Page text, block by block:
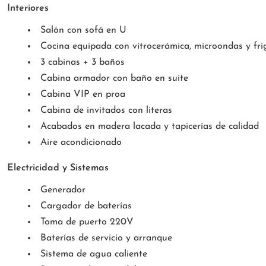
Interiores
Salón con sofá en U
Cocina equipada con vitrocerámica, microondas y
3 cabinas + 3 baños
Cabina armador con baño en suite
Cabina VIP en proa
Cabina de invitados con literas
Acabados en madera lacada y tapicerías de calidad
Aire acondicionado
Electricidad y Sistemas
Generador
Cargador de baterías
Toma de puerto 220V
Baterías de servicio y arranque
Sistema de agua caliente